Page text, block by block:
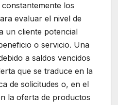
los
evaluar el nivel de
un cliente potencial
o servicio. Una
a saldos vencidos
que se traduce en la
de solicitudes o, en el
la oferta de productos